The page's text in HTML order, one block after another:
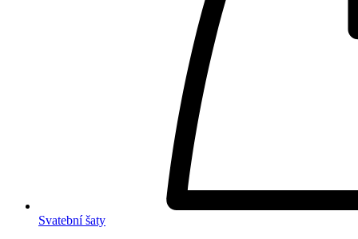
Svatební šaty